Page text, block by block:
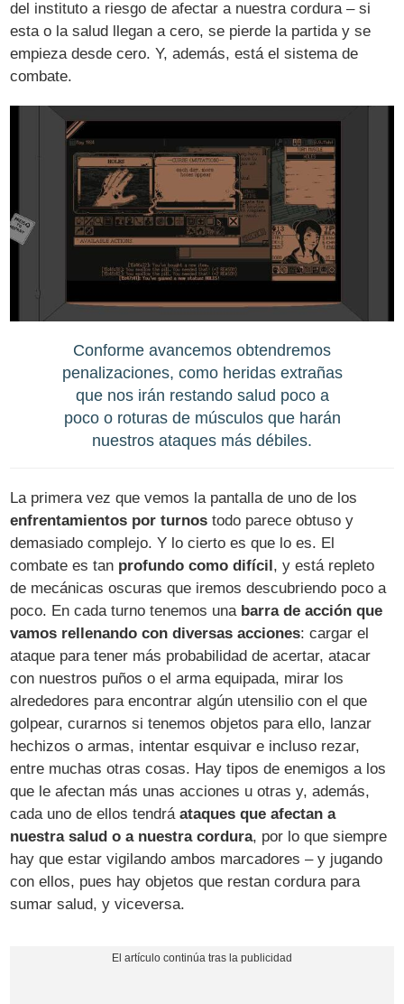
del instituto a riesgo de afectar a nuestra cordura – si
esta o la salud llegan a cero, se pierde la partida y se
empieza desde cero. Y, además, está el sistema de
combate.
Conforme avancemos obtendremos
penalizaciones, como heridas extrañas
que nos irán restando salud poco a
poco o roturas de músculos que harán
nuestros ataques más débiles.
La primera vez que vemos la pantalla de uno de los
enfrentamientos por turnos todo parece obtuso y
demasiado complejo. Y lo cierto es que lo es. El
combate es tan profundo como difícil , y está repleto
de mecánicas oscuras que iremos descubriendo poco a
poco. En cada turno tenemos una barra de acción que
vamos rellenando con diversas acciones: cargar el
ataque para tener más probabilidad de acertar, atacar
con nuestros puños o el arma equipada, mirar los
alrededores para encontrar algún utensilio con el que
golpear, curarnos si tenemos objetos para ello, lanzar
hechizos o armas, intentar esquivar e incluso rezar,
entre muchas otras cosas. Hay tipos de enemigos a los
que le afectan más unas acciones u otras y, además,
cada uno de ellos tendráataques que afectan a
nuestra salud o a nuestra cordura, por lo que siempre
hay que estar vigilando ambos marcadores – y jugando
con ellos, pues hay objetos que restan cordura para
sumar salud, y viceversa.